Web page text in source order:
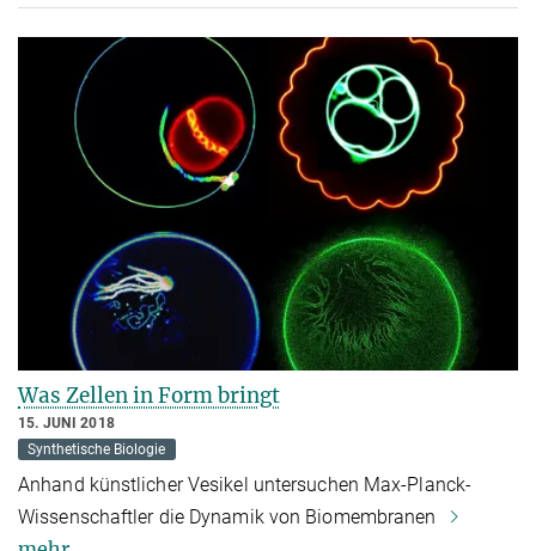
Was Zellen in Form bringt
15. JUNI 2018
Synthetische Biologie
Anhand künstlicher Vesikel untersuchen Max-Planck-
Wissenschaftler die Dynamik von Biomembranen